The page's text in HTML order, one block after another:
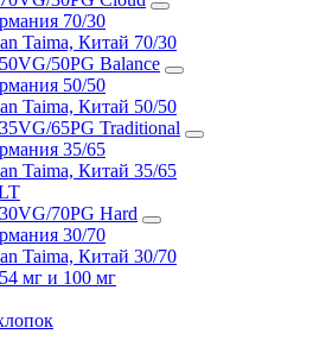
70/30
Taima, Китай 70/30
50PG Balance
50/50
Taima, Китай 50/50
65PG Traditional
35/65
Taima, Китай 35/65
70PG Hard
30/70
Taima, Китай 30/70
мг и 100 мг